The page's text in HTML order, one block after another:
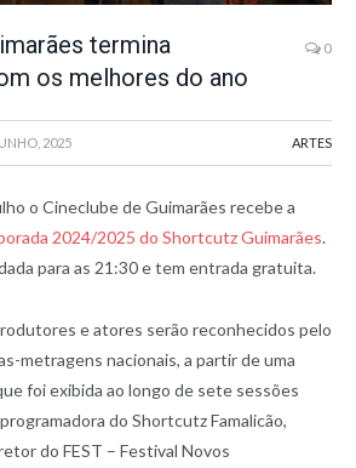
termina
os melhores do ano
0
2025 ARTES
o Cineclube de Guimarães recebe a
2024/2025 do Shortcutz Guimarães.
para as 21:30 e tem entrada gratuita.
e atores serão reconhecidos pelo
metragens nacionais, a partir de uma
foi exibida ao longo de sete sessões
do Shortcutz Famalicão,
do FEST – Festival Novos